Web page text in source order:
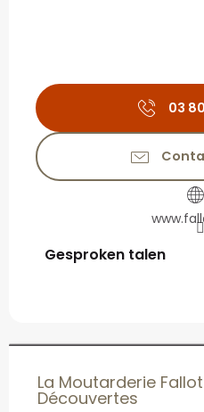
03
Gesproken talen
Gesproken talen
La Moutarderie
Découvertes